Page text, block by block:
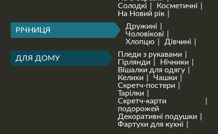
Солодкі
Косметичні
На Новий рік
РІЧНИЦЯ
Дружині
Чоловікові
Хлопцю
Дівчині
ДЛЯ ДОМУ
Пледи з рукавами
Гірлянди
Нічники
Вішалки для одягу
Келихи
Чашки
Скретч-постери
Тарілки
Скретч-карти
подорожей
Декоративні подушки
Фартухи для кухні